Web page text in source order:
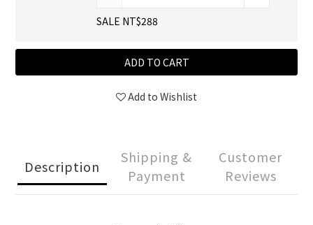
SALE NT$288
ADD TO CART
Add to Wishlist
Description
Shipping &
Payment
Customer
Reviews